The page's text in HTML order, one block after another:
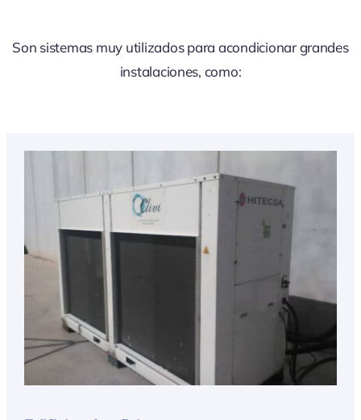
Son sistemas muy utilizados para acondicionar grandes
instalaciones, como: